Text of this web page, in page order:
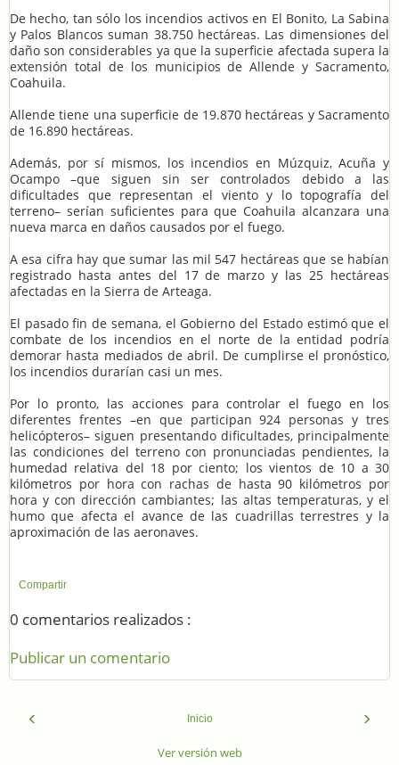
De hecho, tan sólo los incendios activos en El Bonito, La Sabina
y Palos Blancos suman 38.750 hectáreas. Las dimensiones del
daño son considerables ya que la superficie afectada supera la
extensión total de los municipios de Allende y Sacramento,
Coahuila.
Allende tiene una superficie de 19.870 hectáreas y Sacramento
de 16.890 hectáreas.
Además, por sí mismos, los incendios en Múzquiz, Acuña y
Ocampo –que siguen sin ser controlados debido a las
dificultades que representan el viento y lo topografía del
terreno– serían suficientes para que Coahuila alcanzara una
nueva marca en daños causados por el fuego.
A esa cifra hay que sumar las mil 547 hectáreas que se habían
registrado hasta antes del 17 de marzo y las 25 hectáreas
afectadas en la Sierra de Arteaga.
El pasado fin de semana, el Gobierno del Estado estimó que el
combate de los incendios en el norte de la entidad podría
demorar hasta mediados de abril. De cumplirse el pronóstico,
los incendios durarían casi un mes.
Por lo pronto, las acciones para controlar el fuego en los
diferentes frentes –en que participan 924 personas y tres
helicópteros– siguen presentando dificultades, principalmente
las condiciones del terreno con pronunciadas pendientes, la
humedad relativa del 18 por ciento; los vientos de 10 a 30
kilómetros por hora con rachas de hasta 90 kilómetros por
hora y con dirección cambiantes; las altas temperaturas, y el
humo que afecta el avance de las cuadrillas terrestres y la
aproximación de las aeronaves.
Compartir
0 comentarios realizados :
Publicar un comentario
‹ ›
Inicio
Ver versión web